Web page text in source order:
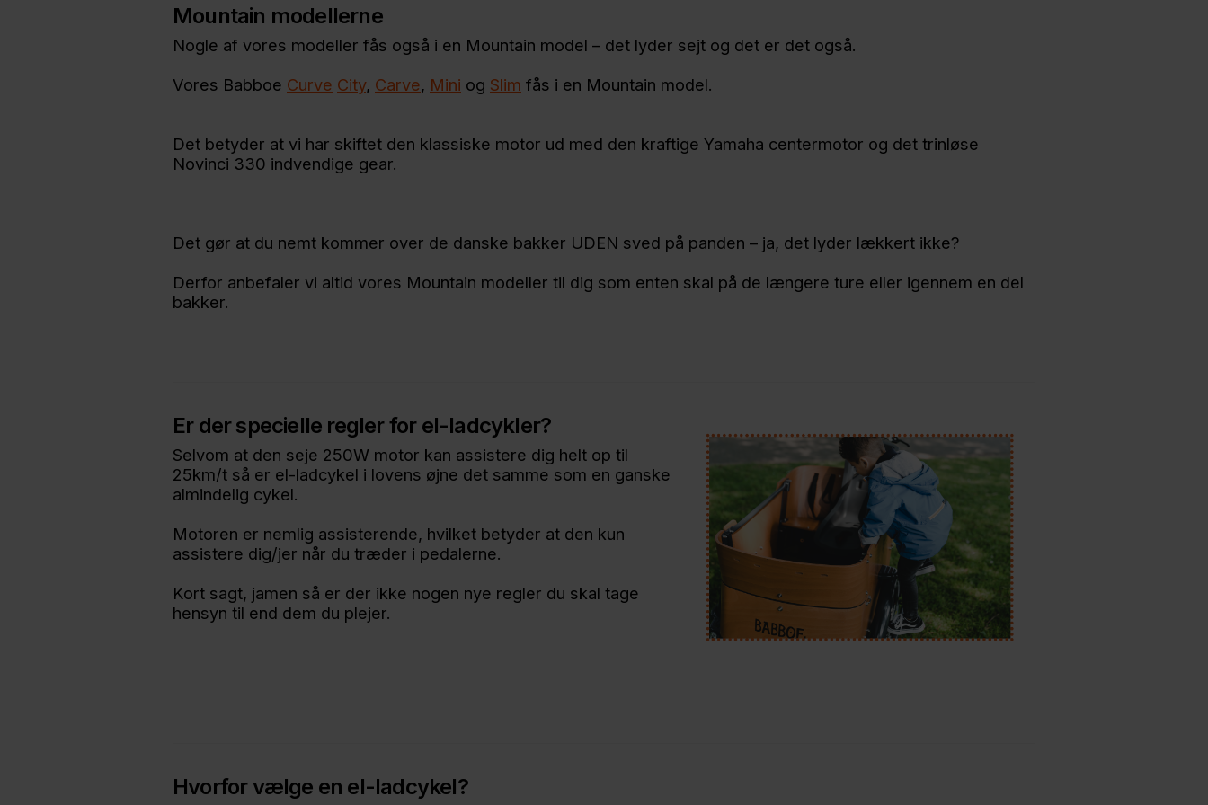
Mountain modellerne
Nogle af vores modeller fås også i en Mountain model – det lyder sejt og det er det også.
Vores Babboe Curve City, Carve, Mini og Slim fås i en Mountain model.
Det betyder at vi har skiftet den klassiske motor ud med den kraftige Yamaha centermotor og det trinløse
Novinci 330 indvendige gear.
Det gør at du nemt kommer over de danske bakker UDEN sved på panden – ja, det lyder lækkert ikke?
Derfor anbefaler vi altid vores Mountain modeller til dig som enten skal på de længere ture eller igennem en del
bakker.
Er der specielle regler for el-ladcykler?
Selvom at den seje 250W motor kan assistere dig helt op til
25km/t så er el-ladcykel i lovens øjne det samme som en ganske
almindelig cykel.
Motoren er nemlig assisterende, hvilket betyder at den kun
assistere dig/jer når du træder i pedalerne.
Kort sagt, jamen så er der ikke nogen nye regler du skal tage
hensyn til end dem du plejer.
Hvorfor vælge en el-ladcykel?